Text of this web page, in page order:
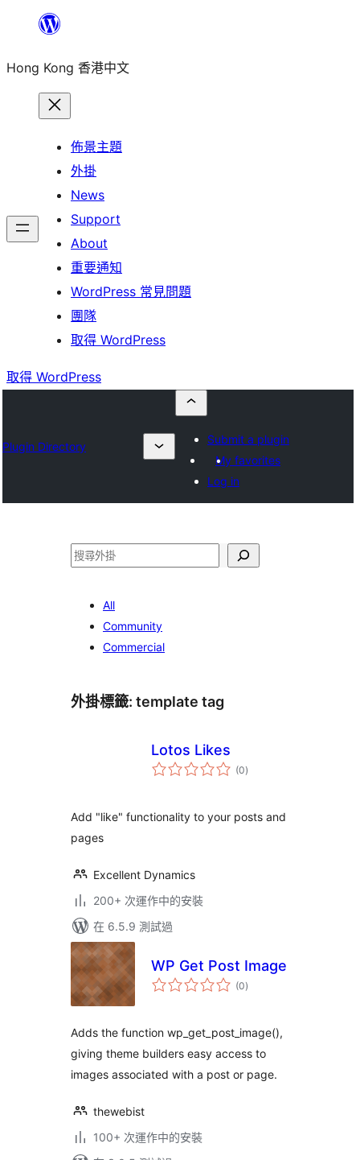
主
Hong Kong 香港中文
佈景主題
外掛
News
Support
About
重要通知
WordPress 常見問題
團隊
取得 WordPress
取得 WordPress
Plugin Directory
Submit a plugin
My favorites
Log in
搜
All
Community
Commercial
外掛標籤: template tag
Lotos Likes
(0總
評)
Add "like" functionality to your posts and
pages
Excellent Dynamics
200+ 次運作中的安裝
在 6.5.9 測試過
WP Get Post Image
(0總
評)
Adds the function wp_get_post_image(),
giving theme builders easy access to
images associated with a post or page.
thewebist
100+ 次運作中的安裝